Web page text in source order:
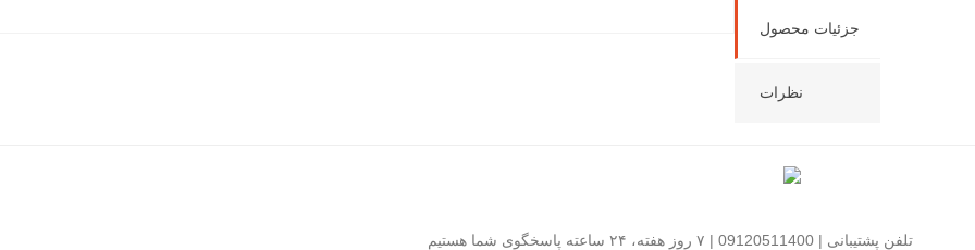
جزئیات محصول
نظرات
تلفن پشتیبانی | 09120511400 | ۷ روز هفته، ۲۴ ساعته پاسخگوی شما هستیم